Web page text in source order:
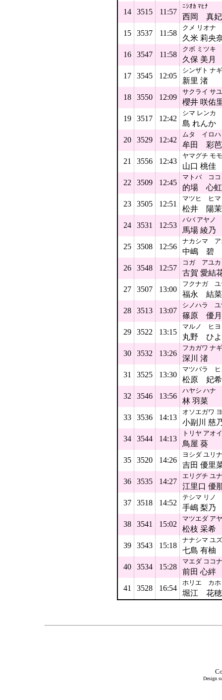
14
3515 11:57
ﾆｼｵｶ ﾏﾋﾅ
西岡 真
15
3537 11:58
クメ リオナ
久米 莉央
16
3547 11:58
クボ ミツキ
久保 美月
17
3545 12:05
シンザト ナ
新里 渚
18
3550 12:09
サクライ サ
櫻井 咲佑
19
3517 12:42
シマ レンカ
島 れんか
20
3529 12:42
ムタ イロハ
牟田 彩芭
21
3556 12:43
ヤマグチ モ
山口 桃佳
22
3509 12:45
マトバ ココ
的場 心虹
23
3505 12:51
マツヒ ヒマ
松井 陽
24
3531 12:53
ババ アヤノ
馬場 綾乃
25
3508 12:56
ナカシマ ア
中嶋 碧
26
3548 12:57
コガ アユカ
古賀 愛結
27
3507 13:00
フクナガ ユ
福永 結菜
28
3513 13:07
シノハラ ユ
篠原 優月
29
3522 13:15
マルノ ヒヨ
丸野 ひ
30
3532 13:26
フカガワ ナ
深川 渚
31
3525 13:30
マツバラ ヒ
松原 妃希
32
3546 13:56
ハヤシ ハナ
林 羽菜
33
3536 14:13
オソエガワ
小副川 慈
34
3544 14:13
トリヤ アオイ
鳥屋 葵
35
3520 14:26
ヨシダ ユリナ
吉田 優里
36
3535 14:27
エリグチ ユナ
江里口 優
37
3518 14:52
テシマ リノ
手嶋 梨乃
38
3541 15:02
マツエダ ア
松枝 采希
39
3543 15:18
ナナシマ ユ
七島 有柚
40
3534 15:28
マエダ ココナ
前田 心絆
41
3528 16:54
ホリエ カホ
堀江 花穂
Design